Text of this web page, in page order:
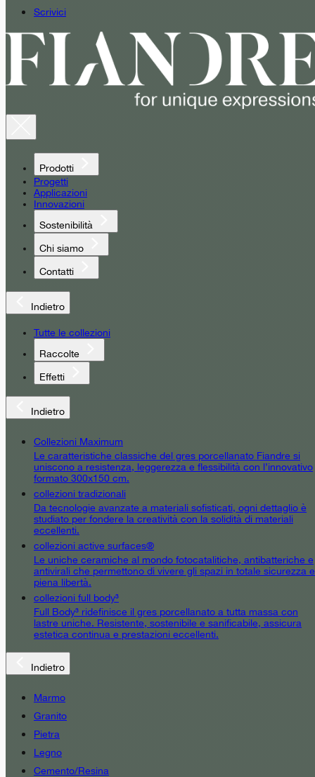
Scrivici
Prodotti
Progetti
Applicazioni
Innovazioni
Sostenibilità
Chi siamo
Contatti
Indietro
Tutte le collezioni
Raccolte
Effetti
Indietro
Collezioni Maximum
Le caratteristiche classiche del gres porcellanato Fiandre si
uniscono a resistenza, leggerezza e flessibilità con l’innovativo
formato 300x150 cm.
collezioni tradizionali
Da tecnologie avanzate a materiali sofisticati, ogni dettaglio è
studiato per fondere la creatività con la solidità di materiali
eccellenti.
collezioni active surfaces®
Le uniche ceramiche al mondo fotocatalitiche, antibatteriche e
antivirali che permettono di vivere gli spazi in totale sicurezza e
piena libertà.
collezioni full body³
Full Body³ ridefinisce il gres porcellanato a tutta massa con
lastre uniche. Resistente, sostenibile e sanificabile, assicura
estetica continua e prestazioni eccellenti.
Indietro
Marmo
Granito
Pietra
Legno
Cemento/Resina